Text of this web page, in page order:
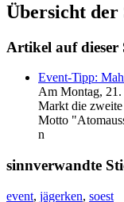
Übersicht
Artikel auf
Event-Tipp:
Am Montag, 21.
Markt die
Motto
n
sinnverwandte
event, jägerken, soest